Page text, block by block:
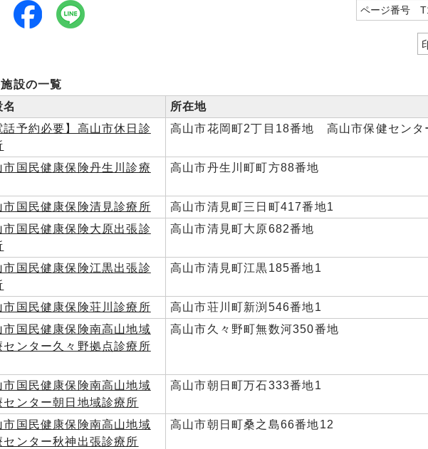
ページ番号
設の一覧
名
所在地
話予約必要】高山市休日診
高山市花岡町2丁目18番地 高山市保健センタ
市国民健康保険丹生川診療
高山市丹生川町町方88番地
市国民健康保険清見診療所 高山市清見町三日町417番地1
市国民健康保険大原出張診
高山市清見町大原682番地
市国民健康保険江黒出張診
高山市清見町江黒185番地1
市国民健康保険荘川診療所 高山市荘川町新渕546番地1
市国民健康保険南高山地域
センター久々野拠点診療所
高山市久々野町無数河350番地
市国民健康保険南高山地域
センター朝日地域診療所
高山市朝日町万石333番地1
市国民健康保険南高山地域
センター秋神出張診療所
高山市朝日町桑之島66番地12